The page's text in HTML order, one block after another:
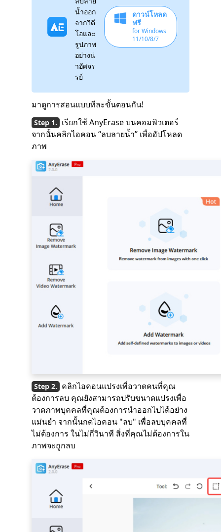
น้ำออก
จากวิดี
โอและ
รูปภาพ
อย่างน่
าอัศจร
รย์
ดาวน์โหลด
ฟรี
for Windows
11/10/8/7
มาดูการสอนแบบทีละขั้นตอนกัน!
เรียกใช้ AnyErase บนคอมพิวเตอร์
จากนั้นคลิกไอคอน “ลบลายน้ำ” เพื่ออัปโหลด
ภาพ
คลิกไอคอนแปรงเพื่อวาดคนที่คุณ
ต้องการลบ คุณยังสามารถปรับขนาดแปรงเพื่อ
วาดภาพบุคคลที่คุณต้องการนำออกไปได้อย่าง
แม่นยำ จากนั้นกดไอคอน "ลบ" เพื่อลบบุคคลที่
ไม่ต้องการ ในไม่กี่วินาที สิ่งที่คุณไม่ต้องการใน
ภาพจะถูกลบ